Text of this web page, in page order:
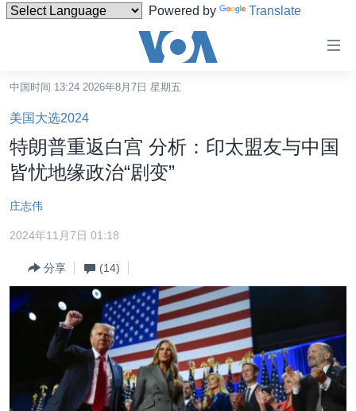
Powered by Translate
碍
链
接
转
内
容
到
导
中国
最新国际新闻
印太
欧洲
非洲
分类新闻
经济·金融·贸易
人权·法律·宗教
科教·文娱·体健
军事
美中关系
热点专题
白宫要闻
国会报道
VOA视频
VOA今日焦点
中国时间 13:24 2026年8月7日 星期五
美国大选2024
特朗普重返白宫 分析：印太盟友与中国
皆忧地缘政治“剧变”
庄志伟
2024年11月7日 01:18
分享 (14)